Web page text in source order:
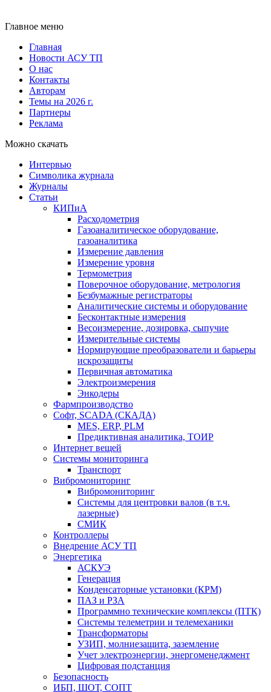
Главное меню
Главная
Новости АСУ ТП
О нас
Контакты
Авторам
Темы на 2026 г.
Партнеры
Реклама
Можно скачать
Интервью
Символика журнала
Журналы
Статьи
КИПиА
Расходометрия
Газоаналитическое оборудование,
газоаналитика
Измерение давления
Измерение уровня
Термометрия
Поверочное оборудование, метрология
Безбумажные регистраторы
Аналитические системы и оборудование
Бесконтактные измерения
Весоизмерение, дозировка, сыпучие
Измерительные системы
Нормирующие преобразователи и барьеры
искрозащиты
Первичная автоматика
Электроизмерения
Энкодеры
Фармпроизводство
Софт, SCADA (СКАДА)
MES, ERP, PLM
Предиктивная аналитика, ТОИР
Интернет вещей
Системы мониторинга
Транспорт
Вибромониторинг
Вибромониторинг
Системы для центровки валов (в т.ч.
лазерные)
СМИК
Контроллеры
Внедрение АСУ ТП
Энергетика
АСКУЭ
Генерация
Конденсаторные установки (КРМ)
ПАЗ и РЗА
Программно технические комплексы (ПТК)
Системы телеметрии и телемеханики
Трансформаторы
УЗИП, молниезащита, заземление
Учет электроэнергии, энергоменеджмент
Цифровая подстанция
Безопасность
ИБП, ШОТ, СОПТ